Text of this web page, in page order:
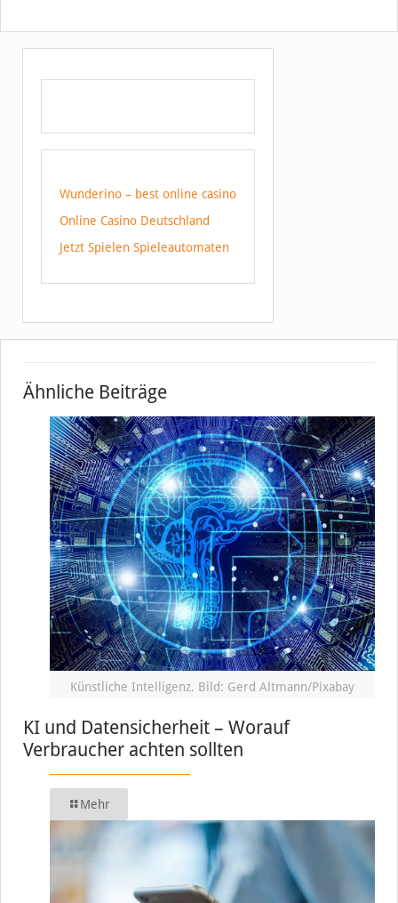
Wunderino – best online casino
Online Casino Deutschland
Jetzt Spielen Spieleautomaten
Ähnliche Beiträge
Künstliche Intelligenz, Bild: Gerd Altmann/Pixabay
KI und Datensicherheit – Worauf
Verbraucher achten sollten
Mehr